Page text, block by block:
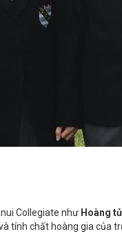
Collegiate như Hoàng
tính chất hoàng gia của